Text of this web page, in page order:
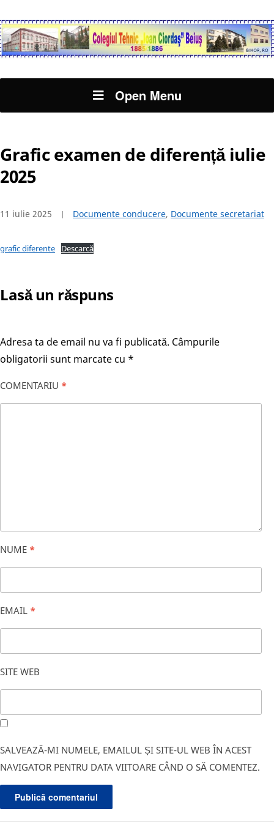
Open Menu
Grafic examen de diferență iulie
2025
11 iulie 2025 Documente conducere, Documente secretariat
grafic diferente Descarcă
Lasă un răspuns
Adresa ta de email nu va fi publicată. Câmpurile
obligatorii sunt marcate cu *
COMENTARIU *
NUME *
EMAIL *
SITE WEB
SALVEAZĂ-MI NUMELE, EMAILUL ȘI SITE-UL WEB ÎN ACEST
NAVIGATOR PENTRU DATA VIITOARE CÂND O SĂ COMENTEZ.